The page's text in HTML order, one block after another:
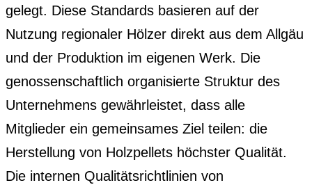
gelegt. Diese Standards basieren auf der
Nutzung regionaler Hölzer direkt aus dem Allgäu
und der Produktion im eigenen Werk. Die
genossenschaftlich organisierte Struktur des
Unternehmens gewährleistet, dass alle
Mitglieder ein gemeinsames Ziel teilen: die
Herstellung von Holzpellets höchster Qualität.
Die internen Qualitätsrichtlinien von